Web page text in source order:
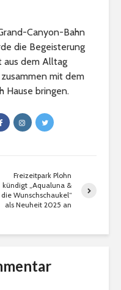
Canyon-Bahn
die Begeisterung
aus dem Alltag
mit dem
Hause bringen.
Freizeitpark Plohn
kündigt „Aqualuna &
die Wunschschaukel“
als Neuheit 2025 an